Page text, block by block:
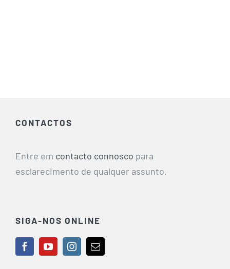
CONTACTOS
Entre em contacto connosco para
esclarecimento de qualquer assunto.
SIGA-NOS ONLINE